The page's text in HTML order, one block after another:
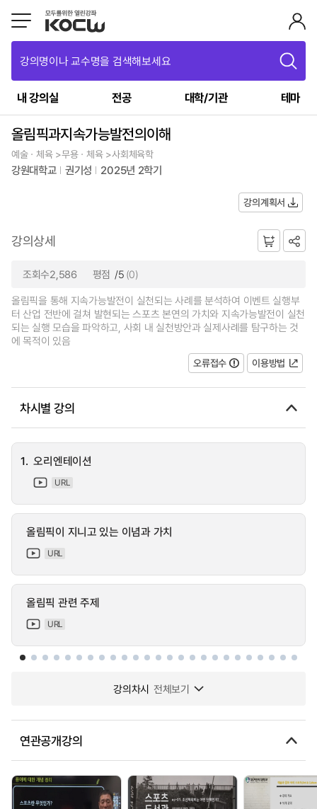
강의명이나 교수명을 검색해보세요
내 강의실 전공 대학/기관 테마
올림픽과지속가능발전의이해
예술ㆍ체육 >무용ㆍ체육 >사회체육학
강원대학교 권기성 2025년 2학기
강의계획서
강의상세
조회수2,586 평점 /5 (0)
올림픽을 통해 지속가능발전이 실천되는 사례를 분석하여 이벤트 실행부
터 산업 전반에 걸쳐 발현되는 스포츠 본연의 가치와 지속가능발전이 실천
되는 실행 모습을 파악하고, 사회 내 실천방안과 실제사례를 탐구하는 것
에 목적이 있음
오류접수
이용방법
차시별 강의
1. 오리엔테이션
URL
올림픽이 지니고 있는 이념과 가치
URL
올림픽 관련 주제
URL
강의차시 전체보기
연관공개강의